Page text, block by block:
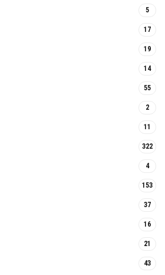
5
17
19
14
55
2
11
322
4
153
37
16
21
43